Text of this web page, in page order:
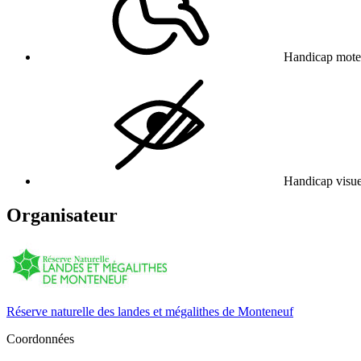
Handicap
Handicap
Organisateur
Réserve naturelle des landes et mégalithes de Monteneuf
Coordonnées